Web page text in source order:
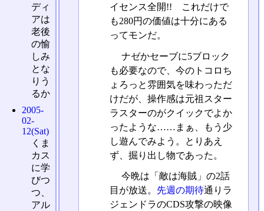
イセンス全開!! これだけで
も280円の価値は十分にある
ってモンだ。
ナゼかセーブに5ブロック
も必要なので、今のトコロち
ょろっと雰囲気を味わっただ
けだが、操作感は元祖スター
ラスターのがクイックでよか
ったような……まぁ、もう少
し遊んでみよう。とりあえ
ず、掘り出し物であった。
今晩は「敵は海賊」の2話
目が放送。 先週の期待通りラ
ジェンドラのCDS攻撃の映像
ディ
アは
老後
の愉
しみ
とな
りう
るか
2005-
02-
12(Sat)
くま
カス
に学
びつ
つ、
アル